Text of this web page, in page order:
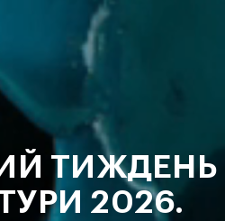
ТИЖДЕНЬ
2026.